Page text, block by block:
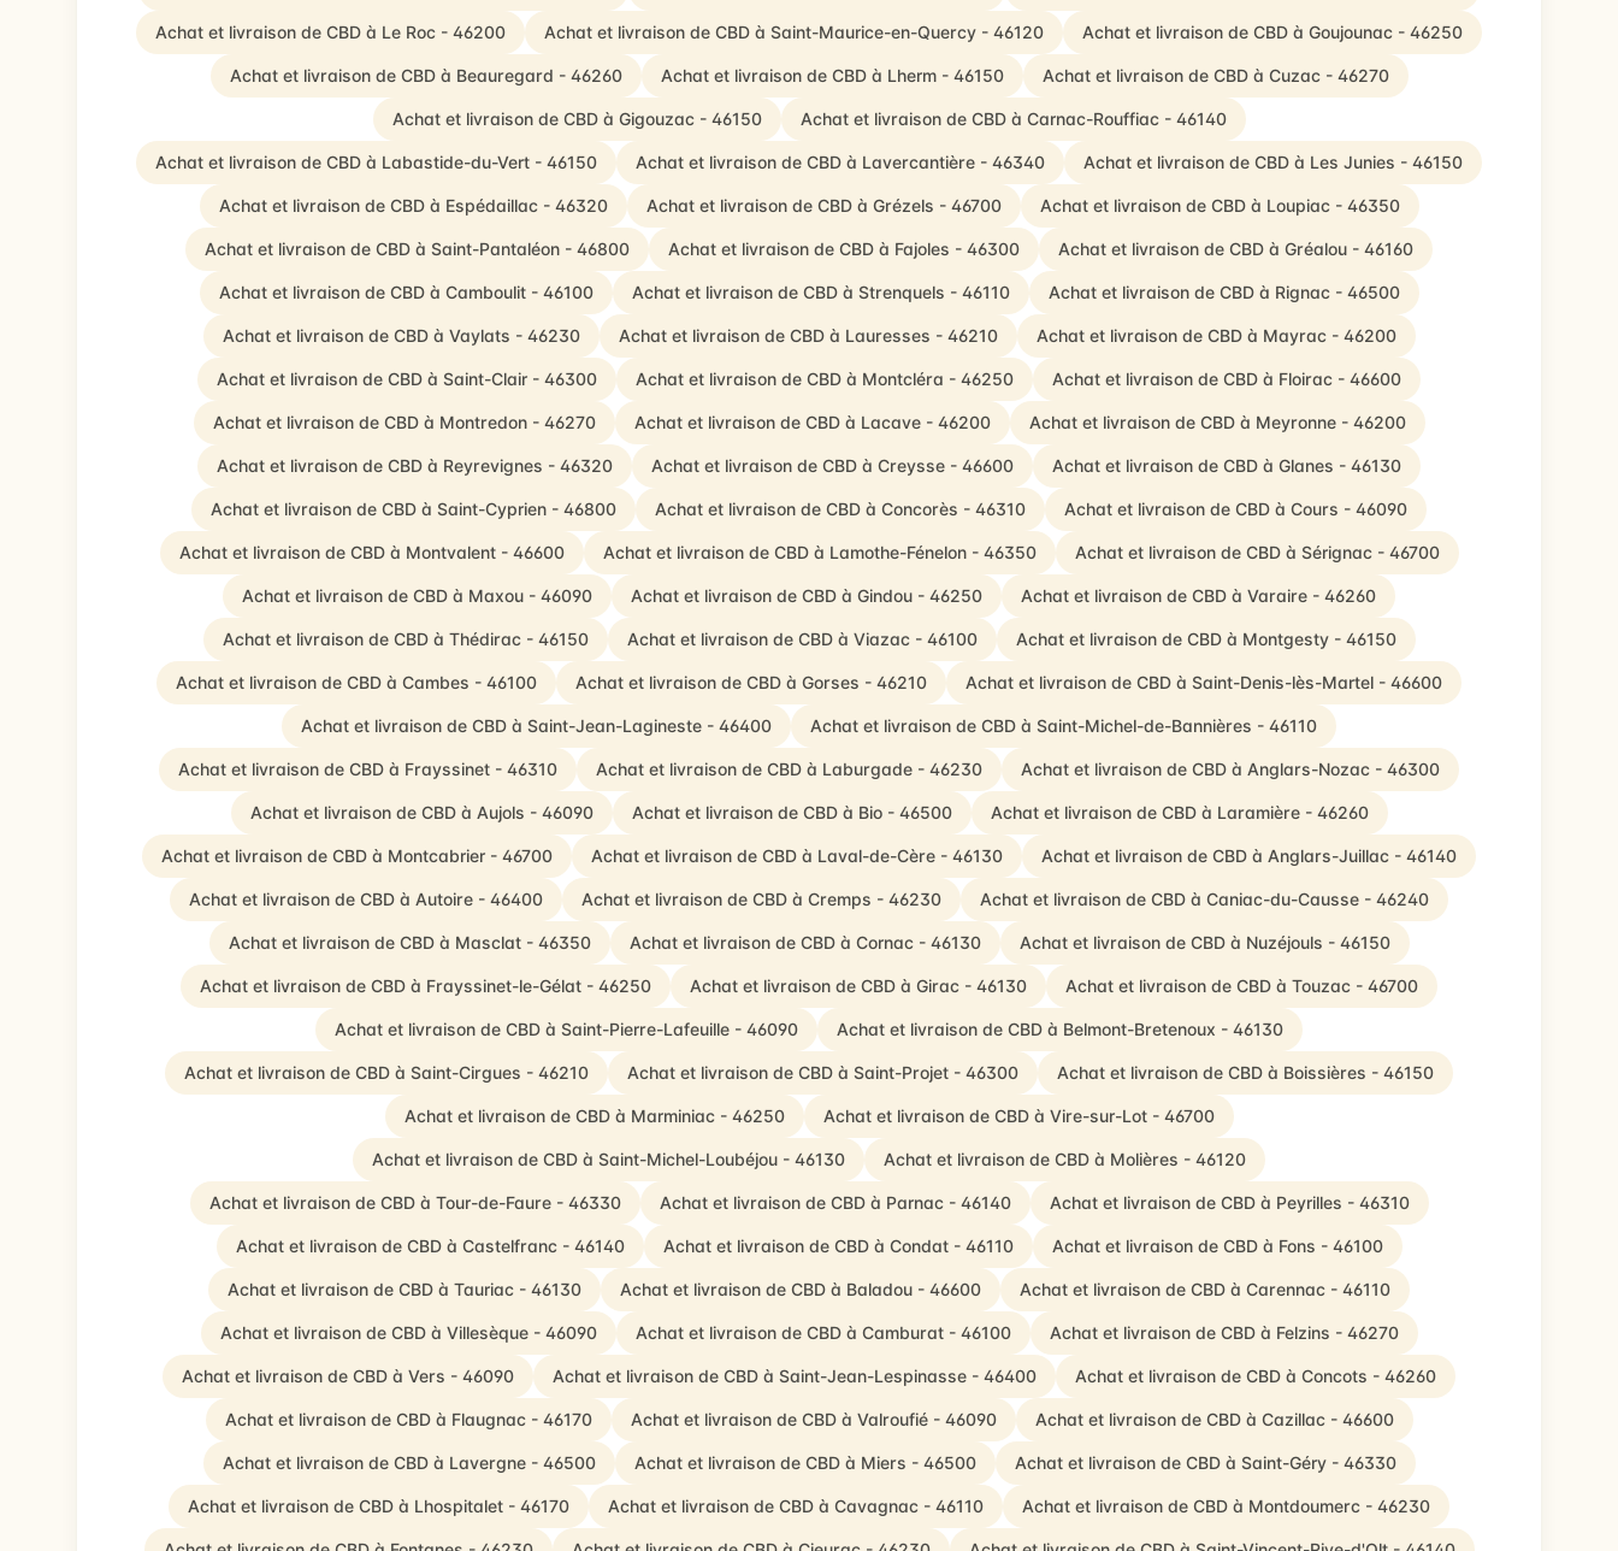
Achat et livraison de CBD à Le Roc - 46200 Achat et livraison de CBD à Saint-Maurice-en-Quercy - 46120 Achat et livraison de CBD à Goujounac - 46250
Achat et livraison de CBD à Beauregard - 46260 Achat et livraison de CBD à Lherm - 46150 Achat et livraison de CBD à Cuzac - 46270
Achat et livraison de CBD à Gigouzac - 46150 Achat et livraison de CBD à Carnac-Rouffiac - 46140
Achat et livraison de CBD à Labastide-du-Vert - 46150 Achat et livraison de CBD à Lavercantière - 46340 Achat et livraison de CBD à Les Junies - 46150
Achat et livraison de CBD à Espédaillac - 46320 Achat et livraison de CBD à Grézels - 46700 Achat et livraison de CBD à Loupiac - 46350
Achat et livraison de CBD à Saint-Pantaléon - 46800 Achat et livraison de CBD à Fajoles - 46300 Achat et livraison de CBD à Gréalou - 46160
Achat et livraison de CBD à Camboulit - 46100 Achat et livraison de CBD à Strenquels - 46110 Achat et livraison de CBD à Rignac - 46500
Achat et livraison de CBD à Vaylats - 46230 Achat et livraison de CBD à Lauresses - 46210 Achat et livraison de CBD à Mayrac - 46200
Achat et livraison de CBD à Saint-Clair - 46300 Achat et livraison de CBD à Montcléra - 46250 Achat et livraison de CBD à Floirac - 46600
Achat et livraison de CBD à Montredon - 46270 Achat et livraison de CBD à Lacave - 46200 Achat et livraison de CBD à Meyronne - 46200
Achat et livraison de CBD à Reyrevignes - 46320 Achat et livraison de CBD à Creysse - 46600 Achat et livraison de CBD à Glanes - 46130
Achat et livraison de CBD à Saint-Cyprien - 46800 Achat et livraison de CBD à Concorès - 46310 Achat et livraison de CBD à Cours - 46090
Achat et livraison de CBD à Montvalent - 46600 Achat et livraison de CBD à Lamothe-Fénelon - 46350 Achat et livraison de CBD à Sérignac - 46700
Achat et livraison de CBD à Maxou - 46090 Achat et livraison de CBD à Gindou - 46250 Achat et livraison de CBD à Varaire - 46260
Achat et livraison de CBD à Thédirac - 46150 Achat et livraison de CBD à Viazac - 46100 Achat et livraison de CBD à Montgesty - 46150
Achat et livraison de CBD à Cambes - 46100 Achat et livraison de CBD à Gorses - 46210 Achat et livraison de CBD à Saint-Denis-lès-Martel - 46600
Achat et livraison de CBD à Saint-Jean-Lagineste - 46400 Achat et livraison de CBD à Saint-Michel-de-Bannières - 46110
Achat et livraison de CBD à Frayssinet - 46310 Achat et livraison de CBD à Laburgade - 46230 Achat et livraison de CBD à Anglars-Nozac - 46300
Achat et livraison de CBD à Aujols - 46090 Achat et livraison de CBD à Bio - 46500 Achat et livraison de CBD à Laramière - 46260
Achat et livraison de CBD à Montcabrier - 46700 Achat et livraison de CBD à Laval-de-Cère - 46130 Achat et livraison de CBD à Anglars-Juillac - 46140
Achat et livraison de CBD à Autoire - 46400 Achat et livraison de CBD à Cremps - 46230 Achat et livraison de CBD à Caniac-du-Causse - 46240
Achat et livraison de CBD à Masclat - 46350 Achat et livraison de CBD à Cornac - 46130 Achat et livraison de CBD à Nuzéjouls - 46150
Achat et livraison de CBD à Frayssinet-le-Gélat - 46250 Achat et livraison de CBD à Girac - 46130 Achat et livraison de CBD à Touzac - 46700
Achat et livraison de CBD à Saint-Pierre-Lafeuille - 46090 Achat et livraison de CBD à Belmont-Bretenoux - 46130
Achat et livraison de CBD à Saint-Cirgues - 46210 Achat et livraison de CBD à Saint-Projet - 46300 Achat et livraison de CBD à Boissières - 46150
Achat et livraison de CBD à Marminiac - 46250 Achat et livraison de CBD à Vire-sur-Lot - 46700
Achat et livraison de CBD à Saint-Michel-Loubéjou - 46130 Achat et livraison de CBD à Molières - 46120
Achat et livraison de CBD à Tour-de-Faure - 46330 Achat et livraison de CBD à Parnac - 46140 Achat et livraison de CBD à Peyrilles - 46310
Achat et livraison de CBD à Castelfranc - 46140 Achat et livraison de CBD à Condat - 46110 Achat et livraison de CBD à Fons - 46100
Achat et livraison de CBD à Tauriac - 46130 Achat et livraison de CBD à Baladou - 46600 Achat et livraison de CBD à Carennac - 46110
Achat et livraison de CBD à Villesèque - 46090 Achat et livraison de CBD à Camburat - 46100 Achat et livraison de CBD à Felzins - 46270
Achat et livraison de CBD à Vers - 46090 Achat et livraison de CBD à Saint-Jean-Lespinasse - 46400 Achat et livraison de CBD à Concots - 46260
Achat et livraison de CBD à Flaugnac - 46170 Achat et livraison de CBD à Valroufié - 46090 Achat et livraison de CBD à Cazillac - 46600
Achat et livraison de CBD à Lavergne - 46500 Achat et livraison de CBD à Miers - 46500 Achat et livraison de CBD à Saint-Géry - 46330
Achat et livraison de CBD à Lhospitalet - 46170 Achat et livraison de CBD à Cavagnac - 46110 Achat et livraison de CBD à Montdoumerc - 46230